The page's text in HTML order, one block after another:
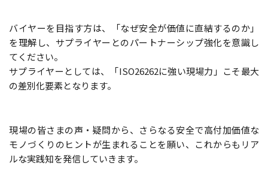
バイヤーを目指す方は、「なぜ安全が価値に直結するのか」
を理解し、サプライヤーとのパートナーシップ強化を意識し
てください。
サプライヤーとしては、「ISO26262に強い現場力」こそ最大
の差別化要素となります。
現場の皆さまの声・疑問から、さらなる安全で高付加価値な
モノづくりのヒントが生まれることを願い、これからもリア
ルな実践知を発信していきます。